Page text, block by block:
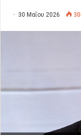
30 Μαΐου 2026 30